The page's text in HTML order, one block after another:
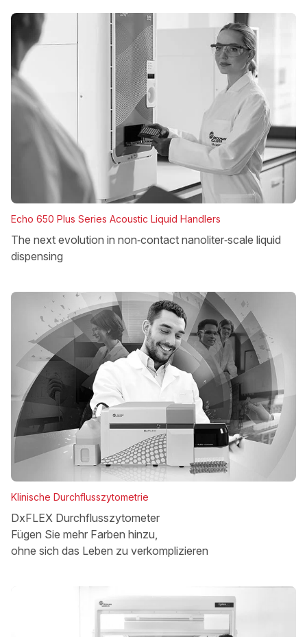
Echo 650 Plus Series Acoustic Liquid Handlers
The next evolution in non‑contact nanoliter‑scale liquid
dispensing
Klinische Durchflusszytometrie
DxFLEX Durchflusszytometer
Fügen Sie mehr Farben hinzu,
ohne sich das Leben zu verkomplizieren